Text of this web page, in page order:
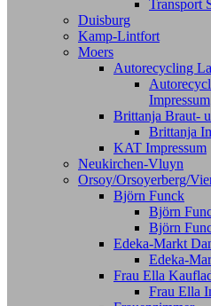
Transport
Duisburg
Kamp-Lintfort
Moers
Autorecycling
Impressum
Brittanja Braut-
Brittanja
KAT Impressum
Neukirchen-Vluyn
Orsoy/Orsoyerberg/
Björn Funck
Björn
Björn
Edeka-Markt
Edeka-
Frau Ella
Frau Ella